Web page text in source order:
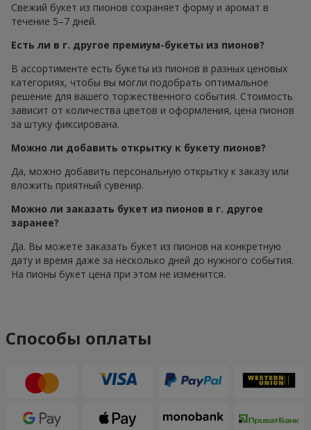
Свежий букет из пионов сохраняет форму и аромат в
течение 5–7 дней.
Есть ли в г. другое премиум-букеты из пионов?
В ассортименте есть букеты из пионов в разных ценовых
категориях, чтобы вы могли подобрать оптимальное
решение для вашего торжественного события. Стоимость
зависит от количества цветов и оформления, цена пионов
за штуку фиксирована.
Можно ли добавить открытку к букету пионов?
Да, можно добавить персональную открытку к заказу или
вложить приятный сувенир.
Можно ли заказать букет из пионов в г. другое
заранее?
Да. Вы можете заказать букет из пионов на конкретную
дату и время даже за несколько дней до нужного события.
На пионы букет цена при этом не изменится.
Способы оплаты